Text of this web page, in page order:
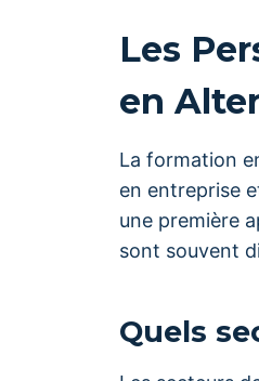
Les
en
La formation
en entreprise
une première
sont souvent
Quels